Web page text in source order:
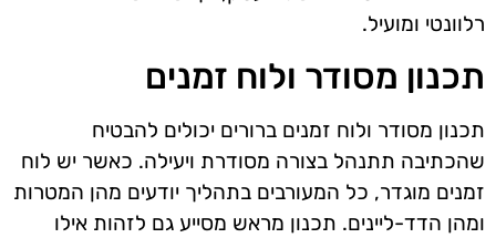
רלוונטי ומועיל.
תכנון מסודר ולוח זמנים
תכנון מסודר ולוח זמנים ברורים יכולים להבטיח
שהכתיבה תתנהל בצורה מסודרת ויעילה. כאשר יש לוח
זמנים מוגדר, כל המעורבים בתהליך יודעים מהן המטרות
ומהן הדד-ליינים. תכנון מראש מסייע גם לזהות אילו